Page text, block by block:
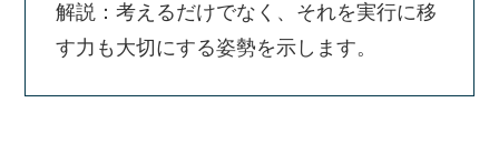
解説：考えるだけでなく、それを実行に移
す力も大切にする姿勢を示します。